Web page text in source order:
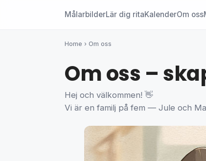
MålarbilderLär dig ritaKalenderOm oss
Home › Om oss
Om oss –
Hej och välkommen! 👋
Vi är en familj på fem — Jule och